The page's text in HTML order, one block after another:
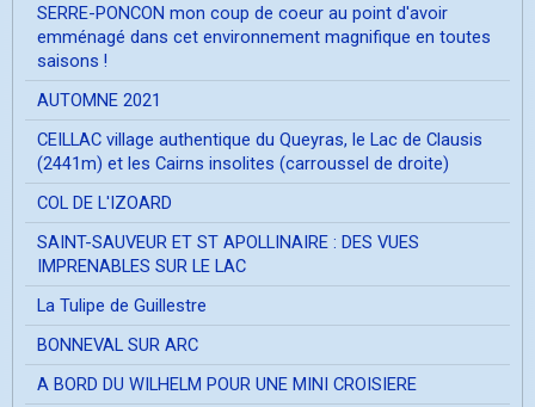
SERRE-PONCON mon coup de coeur au point d'avoir
emménagé dans cet environnement magnifique en toutes
saisons !
AUTOMNE 2021
CEILLAC village authentique du Queyras, le Lac de Clausis
(2441m) et les Cairns insolites (carroussel de droite)
COL DE L'IZOARD
SAINT-SAUVEUR ET ST APOLLINAIRE : DES VUES
IMPRENABLES SUR LE LAC
La Tulipe de Guillestre
BONNEVAL SUR ARC
A BORD DU WILHELM POUR UNE MINI CROISIERE